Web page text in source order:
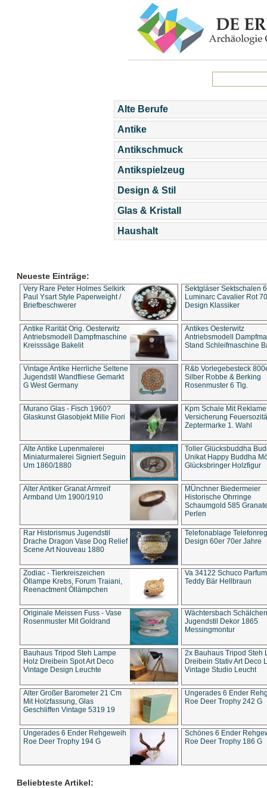
Alte Berufe
Antike
Antikschmuck
Antikspielzeug
Design & Stil
Glas & Kristall
Haushalt
Neueste Einträge:
Very Rare Peter Holmes Selkirk
Paul Ysart Style Paperweight /
Briefbeschwerer
Sektgläser Sektschalen
Luminarc Cavalier Rot
Design Klassiker
Antike Rarität Orig. Oesterwitz
Antriebsmodell Dampfmaschine
Kreisssäge Bakelit
Antikes Oesterwitz
Antriebsmodell
Stand Schleifmaschine
Vintage Antike Herrliche Seltene
Jugendstil Wandfliese Gemarkt
G West Germany
R&b Vorlegebesteck
Silber Robbe & Berking
Rosenmuster 6 Tlg.
Murano Glas - Fisch 1960?
Glaskunst Glasobjekt Mille Fiori
Kpm Schale Mit Reklame
Versicherung
Zeptermarke 1. Wahl
Alte Antike Lupenmalerei
Miniaturmalerei Signiert Seguin
Um 1860/1880
Toller Glücksbuddha
Unikat Happy Buddha
Glücksbringer Holzfigur
Alter Antiker Granat Armreif
Armband Um 1900/1910
MÜnchner Biedermeier
Historische Ohrringe
Schaumgold 585
Perlen
Rar Historismus Jugendstil
Drache Dragon Vase Dog Relief
Scene Art Nouveau 1880
Telefonablage
Design 60er 70er Jahre
Zodiac - Tierkreiszeichen
Öllampe Krebs, Forum Traiani,
Reenactment Öllämpchen
Va 34122 Schuco
Teddy Bär Hellbraun
Originale Meissen Fuss - Vase
Rosenmuster Mit Goldrand
Wächtersbach Schälchen
Jugendstil Dekor 1865
Messingmontur
Bauhaus Tripod Steh Lampe
Holz Dreibein Spot Art Deco
Vintage Design Leuchte
2x Bauhaus Tripod Steh
Dreibein Stativ Art Deco
Vintage Studio Leucht
Alter Großer Barometer 21 Cm
Mit Holzfassung, Glas
Geschliffen Vintage 5319 19
Ungerades 6 Ender
Roe Deer Trophy 242 G
Ungerades 6 Ender Rehgeweih
Roe Deer Trophy 194 G
Schönes 6 Ender
Roe Deer Trophy 186 G
Beliebteste Artikel: